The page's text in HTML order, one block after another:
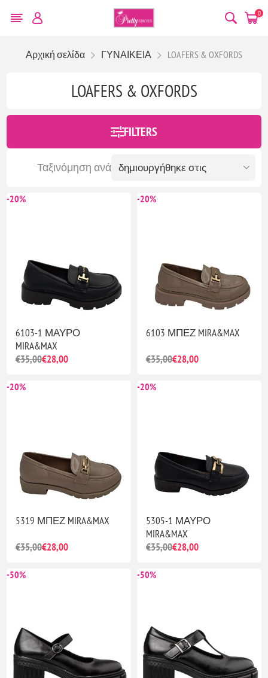
0
Αρχική σελίδα ΓΥΝΑΙΚΕΙΑ LOAFERS & OXFORDS
LOAFERS & OXFORDS
FILTERS
Ταξινόμηση ανά
-20%
6103-1 ΜΑΥΡΟ
MIRA&MAX
€35,00€28,00
-20%
6103 ΜΠΕΖ MIRA&MAX
€35,00€28,00
-20%
5319 ΜΠΕΖ MIRA&MAX
€35,00€28,00
-20%
5305-1 ΜΑΥΡΟ
MIRA&MAX
€35,00€28,00
-50% -50%